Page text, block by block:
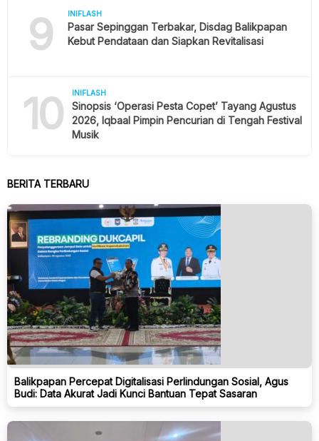
9 INIFLASH
Pasar Sepinggan Terbakar, Disdag Balikpapan
Kebut Pendataan dan Siapkan Revitalisasi
10 INIFLASH
Sinopsis ‘Operasi Pesta Copet’ Tayang Agustus
2026, Iqbaal Pimpin Pencurian di Tengah Festival
Musik
BERITA TERBARU
Balikpapan Percepat Digitalisasi Perlindungan Sosial, Agus
Budi: Data Akurat Jadi Kunci Bantuan Tepat Sasaran